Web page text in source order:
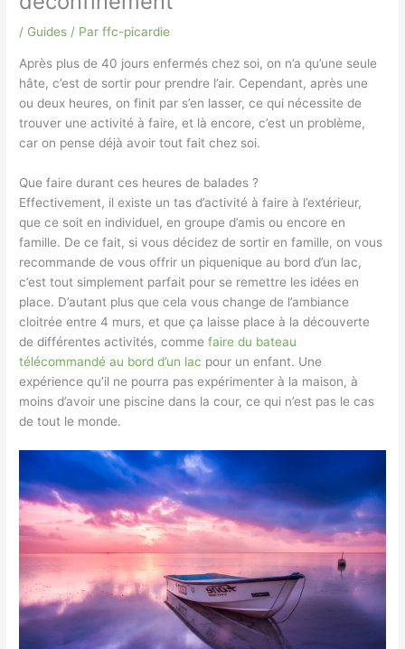
/ Guides / Parffc-picardie
Après plus de 40 jours enfermés chez soi, on n’a qu’une seule
hâte, c’est de sortir pour prendre l’air. Cependant, après une
ou deux heures, on finit par s’en lasser, ce qui nécessite de
trouver une activité à faire, et là encore, c’est un problème,
car on pense déjà avoir tout fait chez soi.
Que faire durant ces heures de balades ?
Effectivement, il existe un tas d’activité à faire à l’extérieur,
que ce soit en individuel, en groupe d’amis ou encore en
famille. De ce fait, si vous décidez de sortir en famille, on vous
recommande de vous offrir un piquenique au bord d’un lac,
c’est tout simplement parfait pour se remettre les idées en
place. D’autant plus que cela vous change de l’ambiance
cloitrée entre 4 murs, et que ça laisse place à la découverte
de différentes activités, commefaire du bateau
télécommandé au bord d’un lac pour un enfant. Une
expérience qu’il ne pourra pas expérimenter à la maison, à
moins d’avoir une piscine dans la cour, ce qui n’est pas le cas
de tout le monde.